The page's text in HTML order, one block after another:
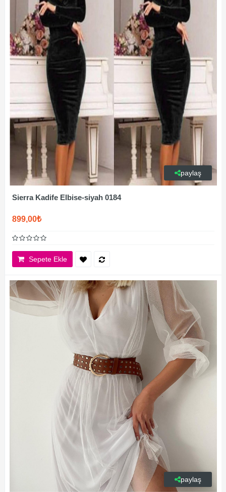
paylaş
Sierra Kadife Elbise-siyah 0184
899,00₺
Sepete Ekle
paylaş